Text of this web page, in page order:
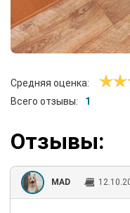
Средняя оценка:
Всего отзывы:
1
Отзывы:
MAD